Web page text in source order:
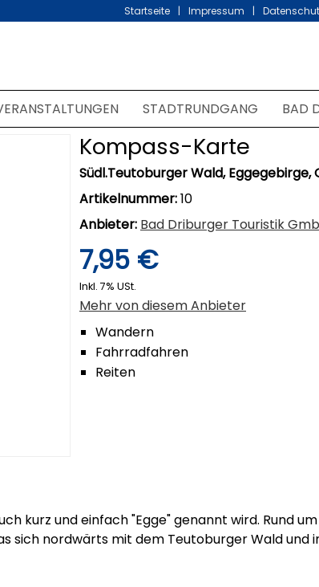
Startseite Impressum
STADTRUNDGANG BAD
Kompass-Karte
Südl.Teutoburger Wald, Eggegebirge,
Artikelnummer:10
Anbieter: Bad Driburger Touristik
7,95 €
Inkl. 7% USt.
Mehr von diesem Anbieter
Wandern
Fahrradfahren
Reiten
kurz und einfach "Egge" genannt wird. Rund
sich nordwärts mit dem Teutoburger Wald